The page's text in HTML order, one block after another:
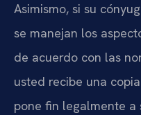
Asimismo, si su
se manejan los
de acuerdo con las
usted recibe una
pone fin legalmente a